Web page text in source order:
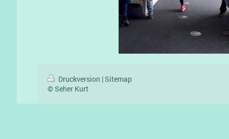
Druckversion |Sitemap
© Seher Kurt